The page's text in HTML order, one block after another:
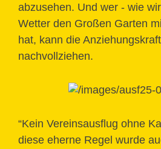
abzusehen. Und wer - wie
Wetter den Großen Garten
hat, kann die
nachvollziehen.
“Kein Vereinsausflug ohne
diese eherne Regel wurde